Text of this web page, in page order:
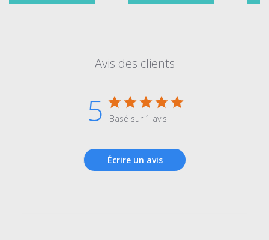
Avis des clients
5 Basé sur 1 avis
Écrire un avis